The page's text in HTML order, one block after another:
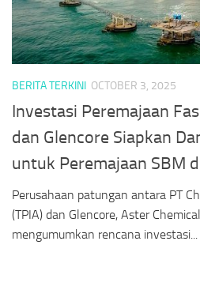
BERITA TERKINI OCTOBER 3, 2025
Investasi Peremajaan
dan Glencore Siapkan
untuk Peremajaan SBM
Perusahaan patungan antara PT
(TPIA) dan Glencore, Aster
mengumumkan rencana investasi...